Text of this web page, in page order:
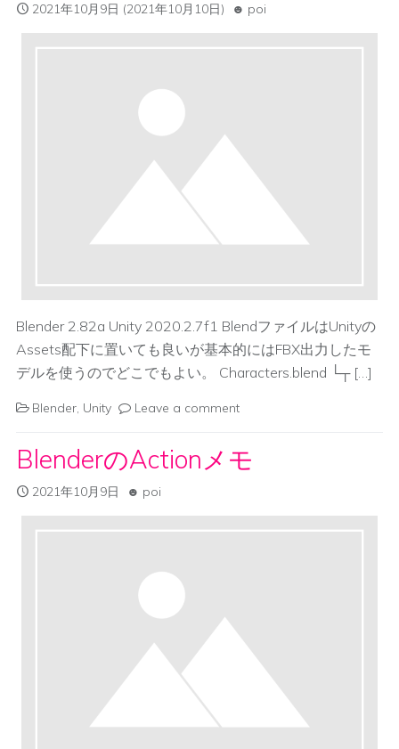
2021年10月9日 (2021年10月10日) poi
Blender 2.82a Unity 2020.2.7f1 BlendファイルはUnityの
Assets配下に置いても良いが基本的にはFBX出力したモ
デルを使うのでどこでもよい。 Characters.blend └┬ […]
Blender, Unity Leave a comment
BlenderのActionメモ
2021年10月9日 poi